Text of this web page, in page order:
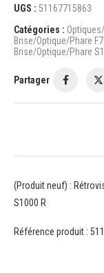
UGS : 51167715863
Catégories :
Brise/Optique/Phare
Brise/Optique/Phare
Partager
(Produit neuf) :
S1000 R
Référence produit :